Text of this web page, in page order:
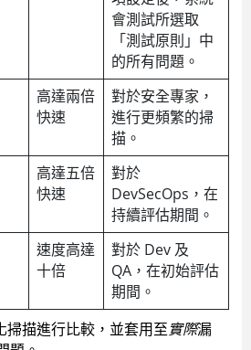
會測試所選取
「測試原則」中
的所有問題。
高達兩倍
快速
對於安全專家，
進行更頻繁的掃
描。
高達五倍
快速
對於
DevSecOps，在
持續評估期間。
速度高達
十倍
對於 Dev 及
QA，在初始評估
期間。
描進行比較，並套用至實際漏